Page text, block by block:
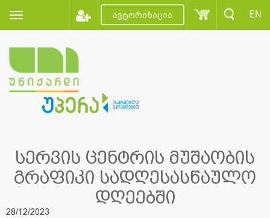
ავტორიზაცია EN
სერვის ცენტრის მუშაობის
გრაფიკი სადღესასწაულო
დღეებში
28/12/2023